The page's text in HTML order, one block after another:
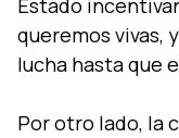
Estado
queremos vivas,
lucha hasta que
Por otro lado, la